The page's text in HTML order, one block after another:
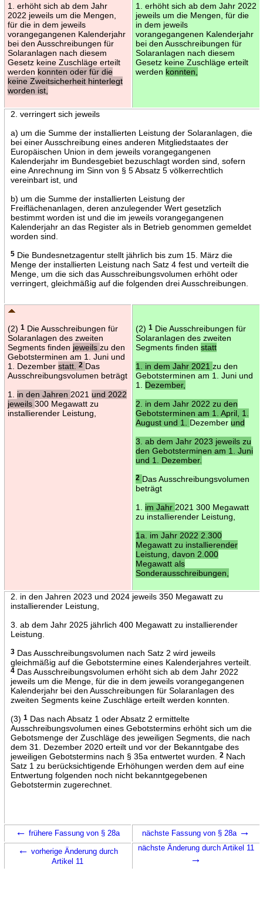
1. erhöht sich ab dem Jahr
2022 jeweils um die Mengen,
für die in dem jeweils
vorangegangenen Kalenderjahr
bei den Ausschreibungen für
Solaranlagen nach diesem
Gesetz keine Zuschläge erteilt
werden konnten oder für die
keine Zweitsicherheit hinterlegt
worden ist,
1. erhöht sich ab dem Jahr 2022
jeweils um die Mengen, für die
in dem jeweils
vorangegangenen Kalenderjahr
bei den Ausschreibungen für
Solaranlagen nach diesem
Gesetz keine Zuschläge erteilt
werden konnten,
2. verringert sich jeweils
a) um die Summe der installierten Leistung der Solaranlagen, die
bei einer Ausschreibung eines anderen Mitgliedstaates der
Europäischen Union in dem jeweils vorangegangenen
Kalenderjahr im Bundesgebiet bezuschlagt worden sind, sofern
eine Anrechnung im Sinn von § 5 Absatz 5 völkerrechtlich
vereinbart ist, und
b) um die Summe der installierten Leistung der
Freiflächenanlagen, deren anzulegender Wert gesetzlich
bestimmt worden ist und die im jeweils vorangegangenen
Kalenderjahr an das Register als in Betrieb genommen gemeldet
worden sind.
5Die Bundesnetzagentur stellt jährlich bis zum 15. März die
Menge der installierten Leistung nach Satz 4 fest und verteilt die
Menge, um die sich das Ausschreibungsvolumen erhöht oder
verringert, gleichmäßig auf die folgenden drei Ausschreibungen.
(2) 1Die Ausschreibungen für
Solaranlagen des zweiten
Segments finden jeweils zu den
Gebotsterminen am 1. Juni und
1. Dezember statt. 2 Das
Ausschreibungsvolumen beträgt
1. in den Jahren 2021 und 2022
jeweils 300 Megawatt zu
installierender Leistung,
(2) 1Die Ausschreibungen für
Solaranlagen des zweiten
Segments finden statt
1. in dem Jahr 2021 zu den
Gebotsterminen am 1. Juni und
1. Dezember,
2. in dem Jahr 2022 zu den
Gebotsterminen am 1. April, 1.
August und 1. Dezember und
3. ab dem Jahr 2023 jeweils zu
den Gebotsterminen am 1. Juni
und 1. Dezember.
2 Das Ausschreibungsvolumen
beträgt
1. im Jahr 2021 300 Megawatt
zu installierender Leistung,
1a. im Jahr 2022 2.300
Megawatt zu installierender
Leistung, davon 2.000
Megawatt als
Sonderausschreibungen,
2. in den Jahren 2023 und 2024 jeweils 350 Megawatt zu
installierender Leistung,
3. ab dem Jahr 2025 jährlich 400 Megawatt zu installierender
Leistung.
3Das Ausschreibungsvolumen nach Satz 2 wird jeweils
gleichmäßig auf die Gebotstermine eines Kalenderjahres verteilt.
4Das Ausschreibungsvolumen erhöht sich ab dem Jahr 2022
jeweils um die Menge, für die in dem jeweils vorangegangenen
Kalenderjahr bei den Ausschreibungen für Solaranlagen des
zweiten Segments keine Zuschläge erteilt werden konnten.
(3) 1Das nach Absatz 1 oder Absatz 2 ermittelte
Ausschreibungsvolumen eines Gebotstermins erhöht sich um die
Gebotsmenge der Zuschläge des jeweiligen Segments, die nach
dem 31. Dezember 2020 erteilt und vor der Bekanntgabe des
jeweiligen Gebotstermins nach § 35a entwertet wurden.
2Nach
Satz 1 zu berücksichtigende Erhöhungen werden dem auf eine
Entwertung folgenden noch nicht bekanntgegebenen
Gebotstermin zugerechnet.
← frühere Fassung von § 28a nächste Fassung von § 28a →
← vorherige Änderung durch
Artikel 11
nächste Änderung durch Artikel 11
→